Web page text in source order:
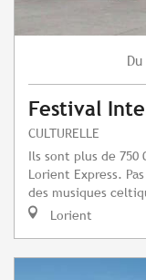
Du
Festival
CULTURELLE
Ils sont plus de 750
Lorient Express.
des musiques
Lorient